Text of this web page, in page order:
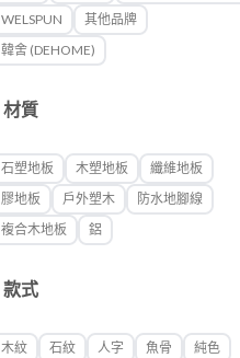
WELSPUN
其他品牌
韓舍 (DEHOME)
材質
石塑地板 木塑地板
纖維地板
膠地板
戶外塑木
防水地腳線
複合木地板
鋁
款式
木紋 石紋 人字 魚骨 純色